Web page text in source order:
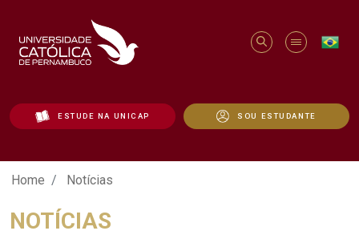
ESTUDE NA UNICAP SOU ESTUDANTE
Notícias - Unicap
Home Notícias
NOTÍCIAS